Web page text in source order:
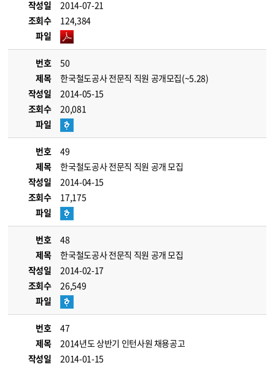
작성일
2014-07-21
조회수
124,384
파일
번호
50
제목
한국철도공사 전문직 직원 공개모집(~5.28)
작성일
2014-05-15
조회수
20,081
파일
번호
49
제목
한국철도공사 전문직 직원 공개 모집
작성일
2014-04-15
조회수
17,175
파일
번호
48
제목
한국철도공사 전문직 직원 공개 모집
작성일
2014-02-17
조회수
26,549
파일
번호
47
제목
2014년도 상반기 인턴사원 채용공고
작성일
2014-01-15